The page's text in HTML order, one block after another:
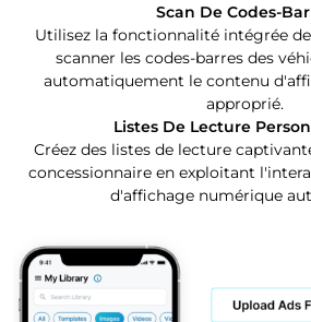
Scan De Codes-
Utilisez la fonctionnalité intégrée
scanner les codes-barres des
automatiquement le contenu
approprié.
Listes De Lecture
Créez des listes de lecture
concessionnaire en exploitant
d'affichage numérique